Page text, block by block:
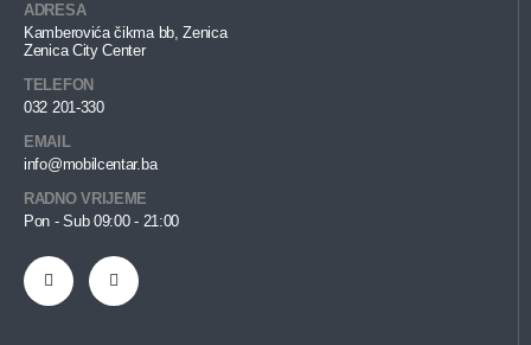
ADRESA
Kamberovića čikma bb, Zenica
Zenica City Center
TELEFON
032 201-330
EMAIL
info@mobilcentar.ba
RADNO VRIJEME
Pon - Sub 09:00 - 21:00